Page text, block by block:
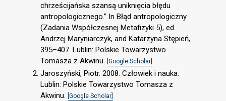
chrześcijańska szansą uniknięcia błędu
antropologicznego.” In Błąd antropologiczny
(Zadania Współczesnej Metafizyki 5), ed.
Andrzej Maryniarczyk, and Katarzyna Stępień,
395–407. Lublin: Polskie Towarzystwo
Tomasza z Akwinu.
[Google Scholar]
Jaroszyński, Piotr. 2008. Człowiek i nauka.
Lublin: Polskie Towarzystwo Tomasza z
Akwinu. [Google Scholar]